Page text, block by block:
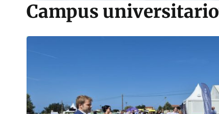
Campus universitario